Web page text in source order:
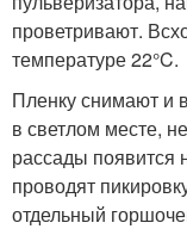
проветривают.
температуре 22°C.
Пленку снимают и
в светлом месте,
рассады появится
проводят
отдельный